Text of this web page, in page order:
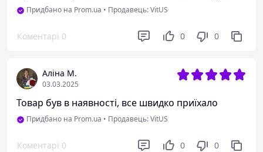
Придбано на Prom.ua • Продавець: VitUS
Коментарі 0 0 0
Аліна М.
03.03.2025
Товар був в наявності, все швидко приїхало
Придбано на Prom.ua • Продавець: VitUS
Коментарі 0 0 0